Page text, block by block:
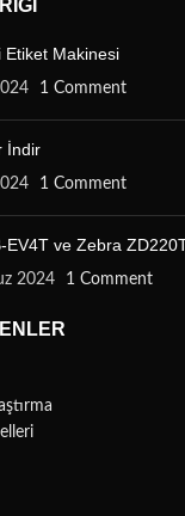
Etiket Makinesi
1 Comment
İndir
1 Comment
EV4T ve Zebra ZD220T
2024 1 Comment